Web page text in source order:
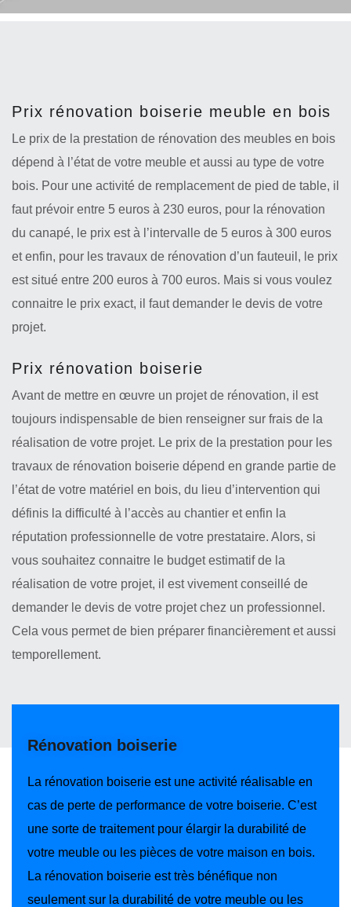
Prix rénovation boiserie meuble en bois
Le prix de la prestation de rénovation des meubles en bois
dépend à l’état de votre meuble et aussi au type de votre
bois. Pour une activité de remplacement de pied de table, il
faut prévoir entre 5 euros à 230 euros, pour la rénovation
du canapé, le prix est à l’intervalle de 5 euros à 300 euros
et enfin, pour les travaux de rénovation d’un fauteuil, le prix
est situé entre 200 euros à 700 euros. Mais si vous voulez
connaitre le prix exact, il faut demander le devis de votre
projet.
Prix rénovation boiserie
Avant de mettre en œuvre un projet de rénovation, il est
toujours indispensable de bien renseigner sur frais de la
réalisation de votre projet. Le prix de la prestation pour les
travaux de rénovation boiserie dépend en grande partie de
l’état de votre matériel en bois, du lieu d’intervention qui
définis la difficulté à l’accès au chantier et enfin la
réputation professionnelle de votre prestataire. Alors, si
vous souhaitez connaitre le budget estimatif de la
réalisation de votre projet, il est vivement conseillé de
demander le devis de votre projet chez un professionnel.
Cela vous permet de bien préparer financièrement et aussi
temporellement.
Rénovation boiserie
La rénovation boiserie est une activité réalisable en
cas de perte de performance de votre boiserie. C’est
une sorte de traitement pour élargir la durabilité de
votre meuble ou les pièces de votre maison en bois.
La rénovation boiserie est très bénéfique non
seulement sur la durabilité de votre meuble ou les